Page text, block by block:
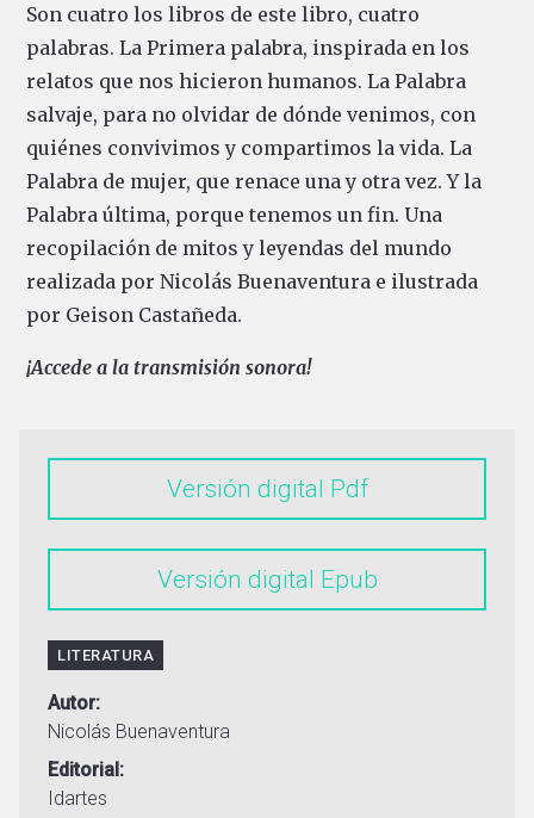
Son cuatro los libros de este libro, cuatro
palabras. La Primera palabra, inspirada en los
relatos que nos hicieron humanos. La Palabra
salvaje, para no olvidar de dónde venimos, con
quiénes convivimos y compartimos la vida. La
Palabra de mujer, que renace una y otra vez. Y la
Palabra última, porque tenemos un fin. Una
recopilación de mitos y leyendas del mundo
realizada por Nicolás Buenaventura e ilustrada
por Geison Castañeda.
¡Accede a la transmisión sonora!
Versión digital
Versión digital
LITERATURA
Autor
Nicolás Buenaventura
Editorial
Idartes